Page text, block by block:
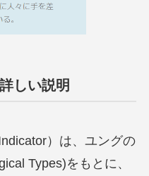
しい説明
）は、ユングの
Types)をもとに、